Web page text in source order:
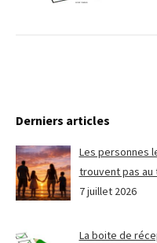
Derniers articles
Les personnes
trouvent pas au
7 juillet 2026
La boite de